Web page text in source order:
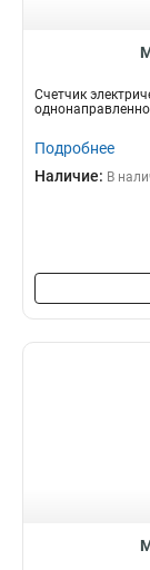
Счетчик
Подробнее
Наличие: В